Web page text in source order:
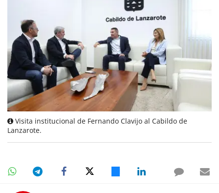
Visita institucional de Fernando Clavijo al Cabildo de
Lanzarote.